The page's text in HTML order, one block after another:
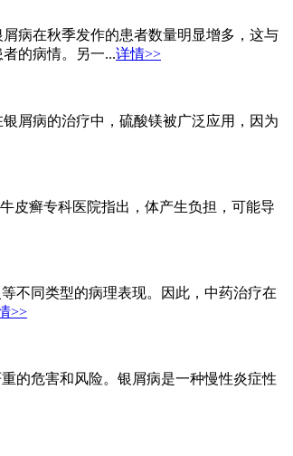
病在秋季发作的患者数量明显增多，这与
的病情。另一...详情>>
屑病的治疗中，硫酸镁被广泛应用，因为
皮癣专科医院指出，体产生负担，可能导
不同类型的病理表现。因此，中药治疗在
>>
的危害和风险。银屑病是一种慢性炎症性